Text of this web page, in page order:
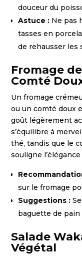
douceur du
Astuce : Ne pas
tasses en
de rehausser les
Fromage
Comté
Un fromage
ou un comté doux
goût légèrement
s’équilibre à
thé, tandis que le
souligne
sur le fromage
Suggestions :
baguette de pain
Salade
Végétal